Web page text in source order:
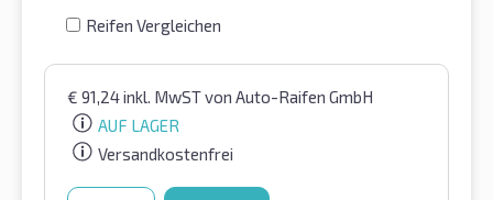
Reifen Vergleichen
€ 91,24inkl. MwSTvon Auto-Raifen GmbH
AUF LAGER
Versandkostenfrei